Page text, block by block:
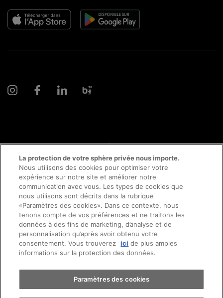
Prendre rendez-vous
Essai sur route
Trouver une voiture
© 2026 AMAG Automobiles et Moteurs SA
Protection des données Mentions légales
Conseil en ligne mentions légales
Directive cookies Impressum
La protection de votre sphère privée nous importe.
Nous utilisons des cookies pour optimiser votre
expérience sur notre site et améliorer notre
communication avec vous. Les types de cookies que
nous utilisons sont décrits dans la rubrique
«Paramètres des cookies». Dans ce contexte, nous
tenons compte de vos préférences et ne traitons les
données à des fins de marketing, d’analyse et de
personnalisation qu’après avoir obtenu votre
consentement. Vous trouverez ici de plus amples
informations sur la protection des données.
Paramètres des cookies